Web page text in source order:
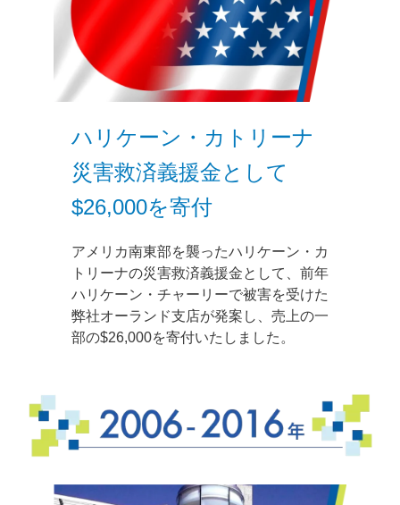
ハリケーン・カトリーナ
災害救済義援金として
$26,000を寄付
アメリカ南東部を襲ったハリケーン・カ
トリーナの災害救済義援金として、前年
ハリケーン・チャーリーで被害を受けた
弊社オーランド支店が発案し、売上の一
部の$26,000を寄付いたしました。